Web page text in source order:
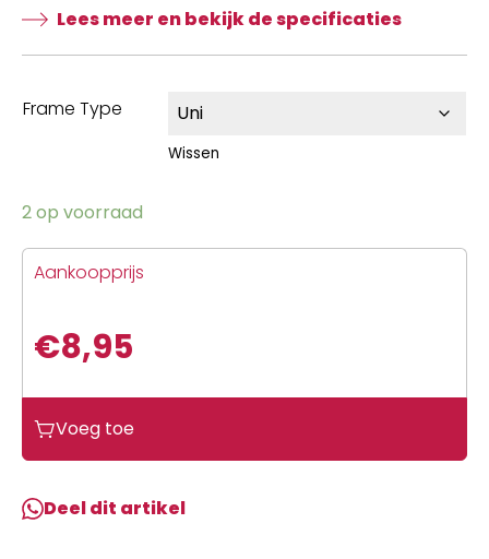
Lees meer en bekijk de specificaties
Frame Type
Wissen
2 op voorraad
Aankoopprijs
€8,95
Voeg toe
Deel dit artikel